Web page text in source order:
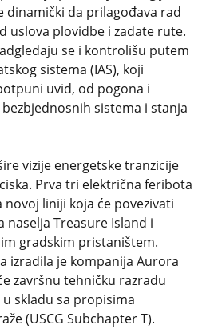
dinamički da prilagođava rad
uslova plovidbe i zadate rute.
se i kontrolišu putem
sistema (IAS), koji
uvid, od pogona i
sistema i stanja
vizije energetske tranzicije
Prva tri električna feribota
liniji koja će povezivati
naselja Treasure Island i
gradskim pristaništem.
izradila je kompanija Aurora
završnu tehničku razradu
skladu sa propisima
(USCG Subchapter T).